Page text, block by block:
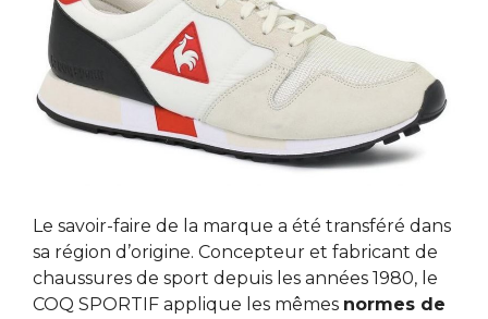
Le savoir-faire de la marque a été transféré dans
sa région d’origine. Concepteur et fabricant de
chaussures de sport depuis les années 1980, le
COQ SPORTIF applique les mêmes normes de